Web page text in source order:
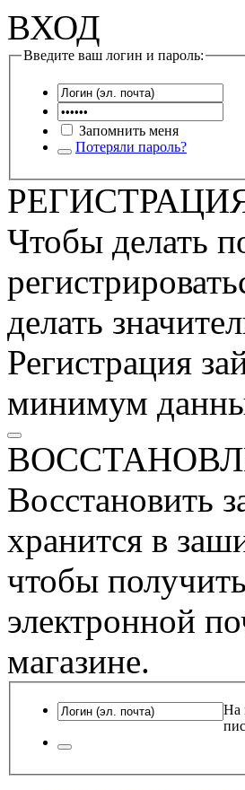
ВХОД
Введите ваш логин и пароль:
Запомнить меня
Потеряли пароль?
Чтобы делать
делать
Регистрация
минимум
Восстановить
хранится в
чтобы
электронной
магазине.
На